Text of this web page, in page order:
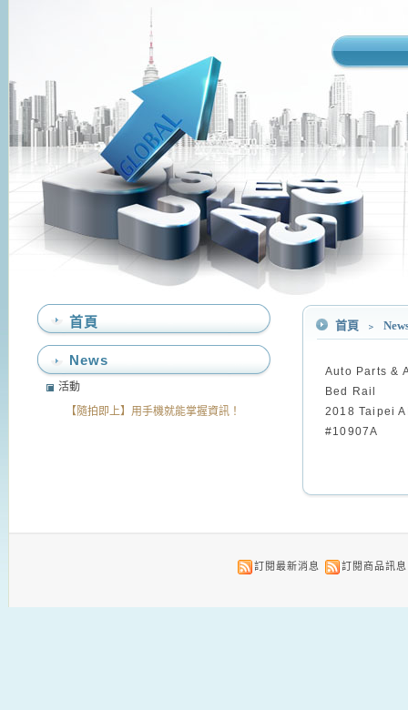
首頁 ﹥
Auto Parts &
Bed Rail
2018 Taipei
#10907A
首頁
News
活動
【隨拍即上】用手機就能掌握資訊！
訂閱最新消息 訂閱商品訊息